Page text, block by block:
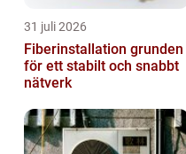
31 juli 2026
Fiberinstallation grunden
för ett stabilt och snabbt
nätverk